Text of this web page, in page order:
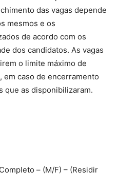
das vagas depende
mesmos e os
de acordo com os
dos candidatos. As vagas
o limite máximo de
em caso de encerramento
que as disponibilizaram.
– (M/F) – (Residir